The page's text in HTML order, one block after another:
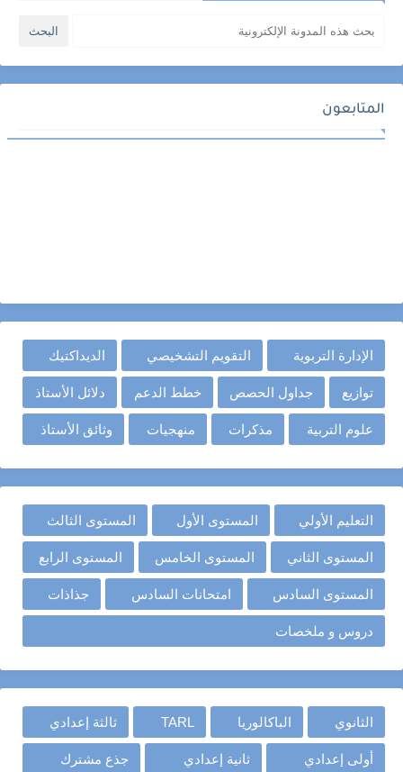
المتابعون
الإدارة التربوية التقويم التشخيصي الديداكتيك
توازيع جداول الحصص خطط الدعم دلائل الأستاذ
علوم التربية مذكرات منهجيات وثائق الأستاذ
التعليم الأولي المستوى الأول المستوى الثالث
المستوى الثاني المستوى الخامس المستوى الرابع
المستوى السادس امتحانات السادس جذاذات
دروس و ملخصات
الثانوي الباكالوريا TARL ثالثة إعدادي
أولى إعدادي ثانية إعدادي جذع مشترك